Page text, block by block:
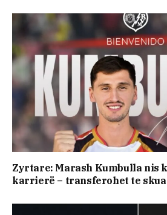
Zyrtare: Marash Kumbulla nis
karrierë – transferohet te